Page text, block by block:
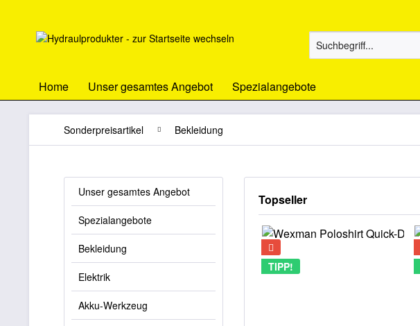
Home Unser gesamtes Angebot Spezialangebote
Sonderpreisartikel Bekleidung
Unser gesamtes Angebot
Spezialangebote
Bekleidung
Elektrik
Akku-Werkzeug
Topseller
TIPP!